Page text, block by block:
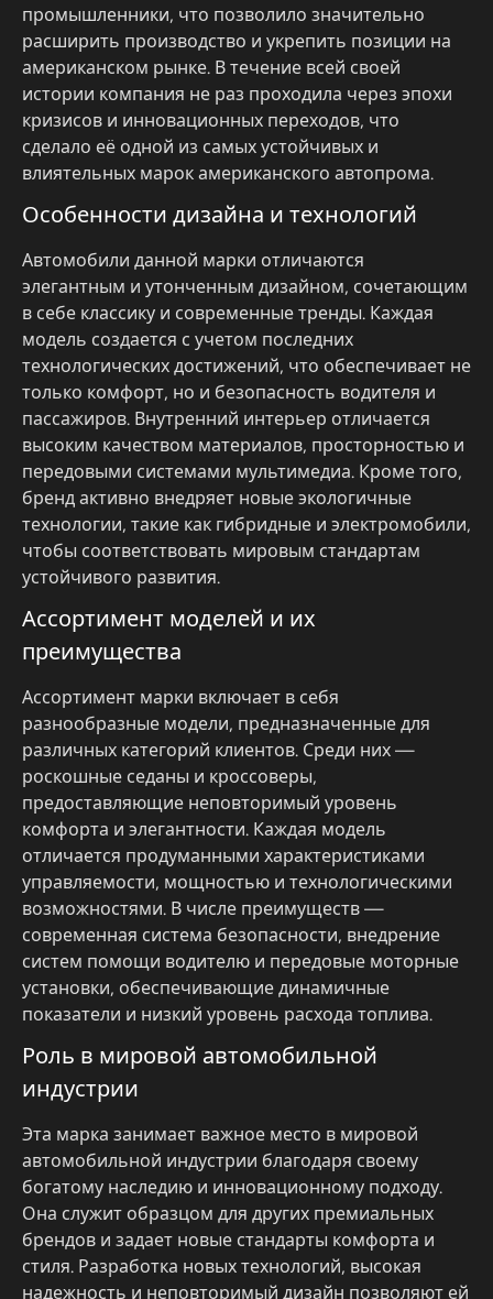
промышленники, что позволило значительно
расширить производство и укрепить позиции на
американском рынке. В течение всей своей
истории компания не раз проходила через эпохи
кризисов и инновационных переходов, что
сделало её одной из самых устойчивых и
влиятельных марок американского автопрома.
Особенности дизайна и технологий
Автомобили данной марки отличаются
элегантным и утонченным дизайном, сочетающим
в себе классику и современные тренды. Каждая
модель создается с учетом последних
технологических достижений, что обеспечивает не
только комфорт, но и безопасность водителя и
пассажиров. Внутренний интерьер отличается
высоким качеством материалов, просторностью и
передовыми системами мультимедиа. Кроме того,
бренд активно внедряет новые экологичные
технологии, такие как гибридные и электромобили,
чтобы соответствовать мировым стандартам
устойчивого развития.
Ассортимент моделей и их
преимущества
Ассортимент марки включает в себя
разнообразные модели, предназначенные для
различных категорий клиентов. Среди них —
роскошные седаны и кроссоверы,
предоставляющие неповторимый уровень
комфорта и элегантности. Каждая модель
отличается продуманными характеристиками
управляемости, мощностью и технологическими
возможностями. В числе преимуществ —
современная система безопасности, внедрение
систем помощи водителю и передовые моторные
установки, обеспечивающие динамичные
показатели и низкий уровень расхода топлива.
Роль в мировой автомобильной
индустрии
Эта марка занимает важное место в мировой
автомобильной индустрии благодаря своему
богатому наследию и инновационному подходу.
Она служит образцом для других премиальных
брендов и задает новые стандарты комфорта и
стиля. Разработка новых технологий, высокая
надежность и неповторимый дизайн позволяют ей